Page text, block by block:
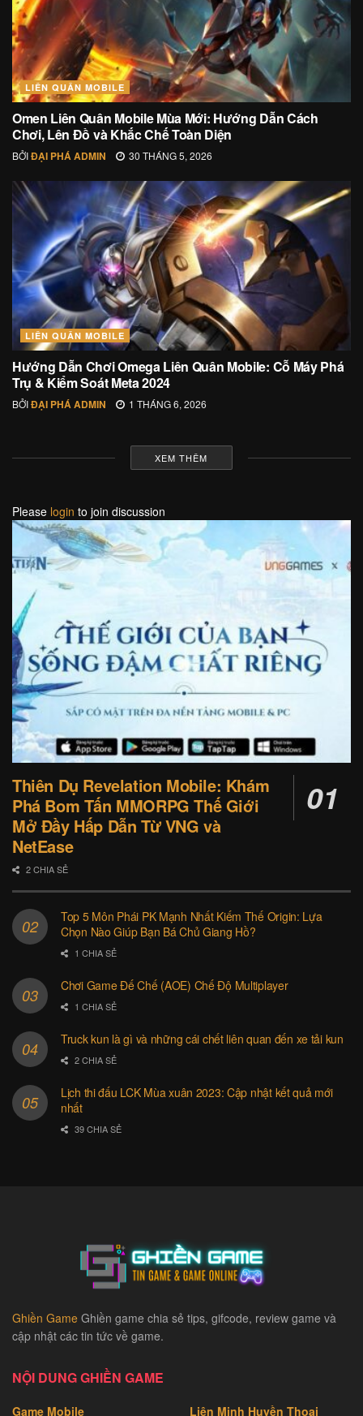
LIÊN QUÂN MOBILE
Omen Liên Quân Mobile Mùa Mới: Hướng Dẫn Cách
Chơi, Lên Đồ và Khắc Chế Toàn Diện
BỞIĐẠI PHÁ ADMIN 30 THÁNG 5, 2026
LIÊN QUÂN MOBILE
Hướng Dẫn Chơi Omega Liên Quân Mobile: Cỗ Máy Phá
Trụ & Kiểm Soát Meta 2024
BỞIĐẠI PHÁ ADMIN 1 THÁNG 6, 2026
XEM THÊM
Please login to join discussion
Thiên Dụ Revelation Mobile: Khám
Phá Bom Tấn MMORPG Thế Giới
Mở Đầy Hấp Dẫn Từ VNG và
NetEase
2 CHIA SẺ
Top 5 Môn Phái PK Mạnh Nhất Kiếm Thế Origin: Lựa
Chọn Nào Giúp Bạn Bá Chủ Giang Hồ?
1 CHIA SẺ
Chơi Game Đế Chế (AOE) Chế Độ Multiplayer
1 CHIA SẺ
Truck kun là gì và những cái chết liên quan đến xe tải kun
2 CHIA SẺ
Lịch thi đấu LCK Mùa xuân 2023: Cập nhật kết quả mới
nhất
39 CHIA SẺ
Ghiền Game Ghiền game chia sẻ tips, gifcode, review game và
cập nhật các tin tức về game.
NỘI DUNG GHIỀN GAME
Game Mobile Liên Minh Huyền Thoại